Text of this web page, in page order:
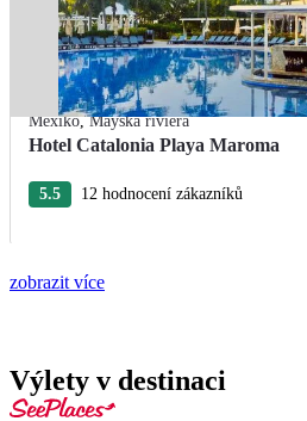
Mexiko,Mayská riviéra
Hotel Catalonia Playa Maroma
5.5
12 hodnocení zákazníků
zobrazit více
Výlety v destinaci